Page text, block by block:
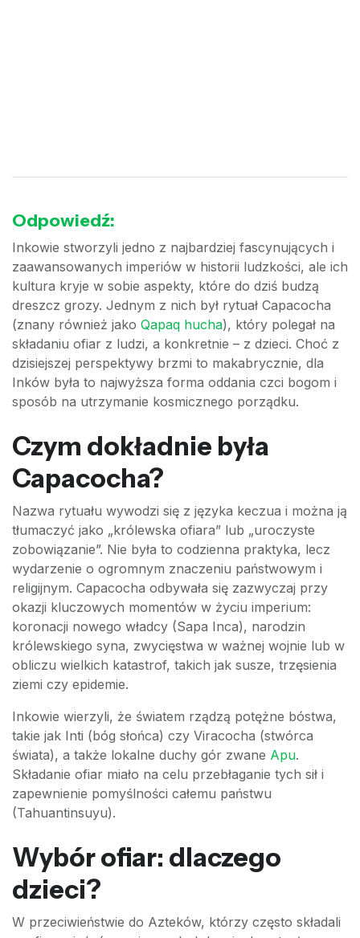
Odpowiedź:
Inkowie stworzyli jedno z najbardziej fascynujących i
zaawansowanych imperiów w historii ludzkości, ale ich
kultura kryje w sobie aspekty, które do dziś budzą
dreszcz grozy. Jednym z nich był rytuał Capacocha
(znany również jako Qapaq hucha), który polegał na
składaniu ofiar z ludzi, a konkretnie – z dzieci. Choć z
dzisiejszej perspektywy brzmi to makabrycznie, dla
Inków była to najwyższa forma oddania czci bogom i
sposób na utrzymanie kosmicznego porządku.
Czym dokładnie była
Capacocha?
Nazwa rytuału wywodzi się z języka keczua i można ją
tłumaczyć jako „królewska ofiara” lub „uroczyste
zobowiązanie”. Nie była to codzienna praktyka, lecz
wydarzenie o ogromnym znaczeniu państwowym i
religijnym. Capacocha odbywała się zazwyczaj przy
okazji kluczowych momentów w życiu imperium:
koronacji nowego władcy (Sapa Inca), narodzin
królewskiego syna, zwycięstwa w ważnej wojnie lub w
obliczu wielkich katastrof, takich jak susze, trzęsienia
ziemi czy epidemie.
Inkowie wierzyli, że światem rządzą potężne bóstwa,
takie jak Inti (bóg słońca) czy Viracocha (stwórca
świata), a także lokalne duchy gór zwane Apu.
Składanie ofiar miało na celu przebłaganie tych sił i
zapewnienie pomyślności całemu państwu
(Tahuantinsuyu).
Wybór ofiar: dlaczego
dzieci?
W przeciwieństwie do Azteków, którzy często składali